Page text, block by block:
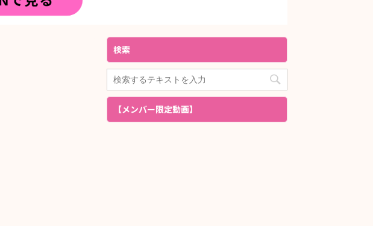
検索
【メンバー限定動画】